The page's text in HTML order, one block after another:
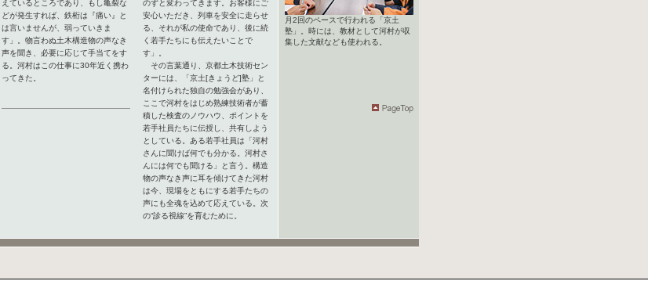
えているところであり、もし亀裂な
どが発生すれば、鉄桁は『痛い』と
は言いませんが、弱っていきま
す」。物言わぬ土木構造物の声なき
声を聞き、必要に応じて手当てをす
る。河村はこの仕事に30年近く携わ
ってきた。
のずと変わってきます。お客様にご
安心いただき、列車を安全に走らせ
る、それが私の使命であり、後に続
く若手たちにも伝えたいことで
す」。
その言葉通り、京都土木技術セン
ターには、「京土[きょうど]塾」と
名付けられた独自の勉強会があり、
ここで河村をはじめ熟練技術者が蓄
積した検査のノウハウ、ポイントを
若手社員たちに伝授し、共有しよう
としている。ある若手社員は「河村
さんに聞けば何でも分かる。河村さ
んには何でも聞ける」と言う。構造
物の声なき声に耳を傾けてきた河村
は今、現場をともにする若手たちの
声にも全魂を込めて応えている。次
の“診る視線”を育むために。
月2回のペースで行われる「京土
塾」。時には、教材として河村が収
集した文献なども使われる。